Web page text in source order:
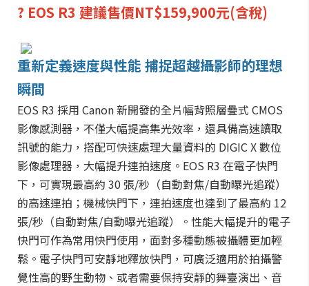
? EOS R3 建議售價NT$159,900元(含稅)
重新定義速度與性能 捕捉超越攝影師的理想
瞬間
EOS R3 採用 Canon 新開發的全片幅背照層疊式 CMOS
影像感測器，不僅大幅提高集光效率，還具備高速讀取
訊號的能力，搭配可快速處理大量資料的 DIGIC X 數位
影像處理器，大幅提升連拍速度。EOS R3 在電子快門
下，可實現最高約 30 張/秒（自動對焦/自動曝光追蹤）
的高速連拍；機械快門下，連拍速度也達到了最高約 12
張/秒（自動對焦/自動曝光追蹤）。性能大幅提升的電子
快門可作為常用快門使用，面對多種動態被攝體更加輕
鬆。電子快門可安靜地釋放快門，可廣泛適用於拍攝警
覺性高的野生動物、或者需要保持安靜的舞臺演出、音